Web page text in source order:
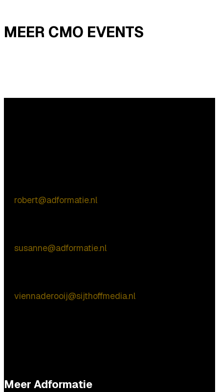
MEER CMO EVENTS
robert@adformatie.nl
susanne@adformatie.nl
viennaderooij@sijthoffmedia.nl
Meer Adformatie